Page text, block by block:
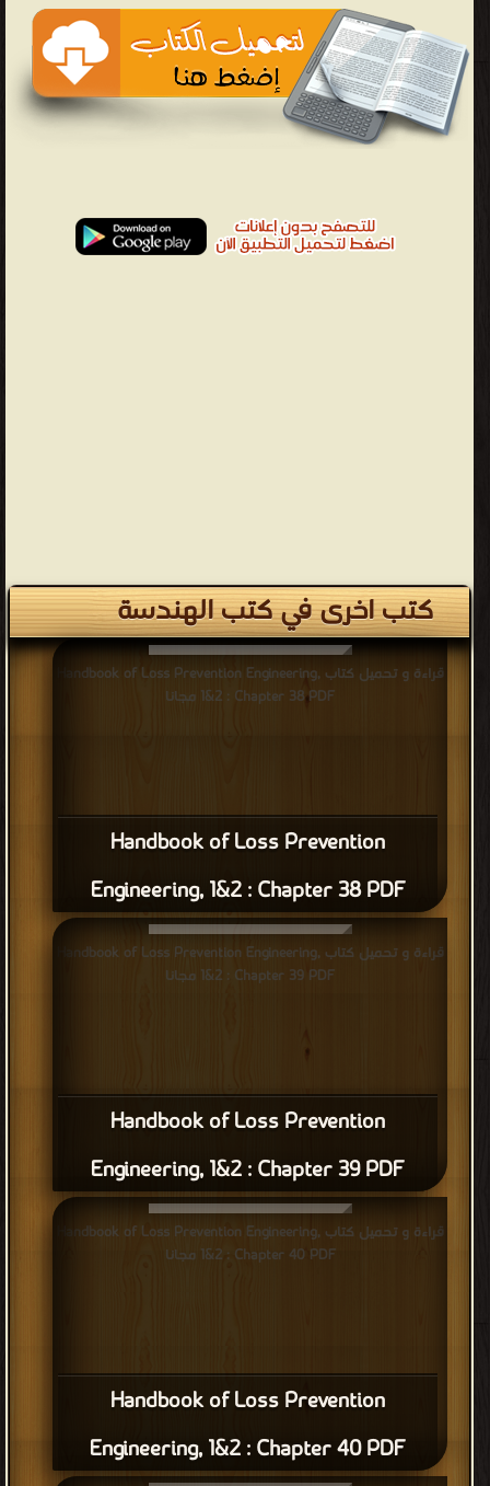
كتب اخرى في كتب الهندسة
Handbook of Loss Prevention
Engineering, 1&2 : Chapter 38 PDF
قراءة و تحميل كتاب Handbook of Loss Prevention Engineering,
1&2 : Chapter 38 PDF مجانا
Handbook of Loss Prevention
Engineering, 1&2 : Chapter 39 PDF
قراءة و تحميل كتاب Handbook of Loss Prevention Engineering,
1&2 : Chapter 39 PDF مجانا
Handbook of Loss Prevention
Engineering, 1&2 : Chapter 40 PDF
قراءة و تحميل كتاب Handbook of Loss Prevention Engineering,
1&2 : Chapter 40 PDF مجانا